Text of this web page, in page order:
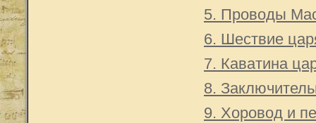
5. Проводы
6. Шествие
7. Каватина
8.
9. Хоровод и